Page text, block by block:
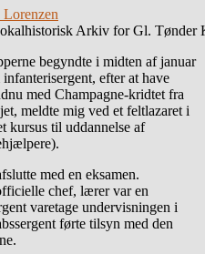
Arkiv for Gl. Tønder
begyndte i midten af januar
efter at have
med Champagne-kridtet fra
meldte mig ved et feltlazaret i
kursus til uddannelse af
med en eksamen.
chef, lærer var en
varetage undervisningen i
førte tilsyn med den